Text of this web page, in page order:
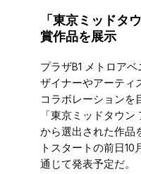
「東京ミッドタ
賞作品を展示
プラザB1 メトロア
ザイナーやアーティ
コラボレーションを
「東京ミッドタウ
から選出された作品
トスタートの前日
通じて発表予定だ。